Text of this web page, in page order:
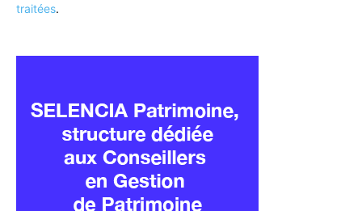
traitées.